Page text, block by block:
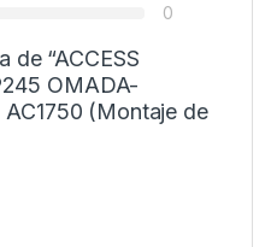
0
de “ACCESS
OMADA-
(Montaje de